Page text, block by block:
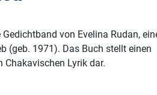
von Evelina Rudan,
(geb. 1971). Das Buch stellt einen
Chakavischen Lyrik dar.